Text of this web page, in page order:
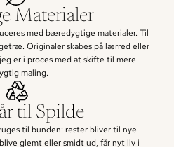
Materialer
med bæredygtige materialer. Til
Originaler skabes på lærred eller
er i proces med at skifte til mere
maling.
til Spilde
til bunden: rester bliver til nye
glemt eller smidt ud, får nyt liv i